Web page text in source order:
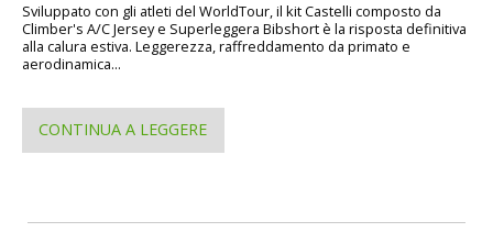
Sviluppato con gli atleti del WorldTour, il kit Castelli composto da
Climber's A/C Jersey e Superleggera Bibshort è la risposta definitiva
alla calura estiva. Leggerezza, raffreddamento da primato e
aerodinamica...
CONTINUA A LEGGERE